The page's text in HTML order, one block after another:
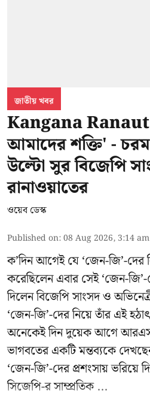
জাতীয় খবর
Kangana
আমাদের শক্তি' -
উল্টো সুর বিজেপি
রানাওয়াতের
ওয়েব ডেস্ক
Published on:08 Aug 2026, 3:14 am
ক’দিন আগেই যে ‘জেন-জি’-দের
করেছিলেন এবার সেই ‘জেন-জি’-
দিলেন বিজেপি সাংসদ ও
‘জেন-জি’-দের নিয়ে তাঁর এই
অনেকেই দিন দুয়েক আগে
ভাগবতের একটি মন্তব্যকে
‘জেন-জি’-দের প্রশংসায় ভরিয়ে
সিজেপি-রসাম্প্রতিক ...